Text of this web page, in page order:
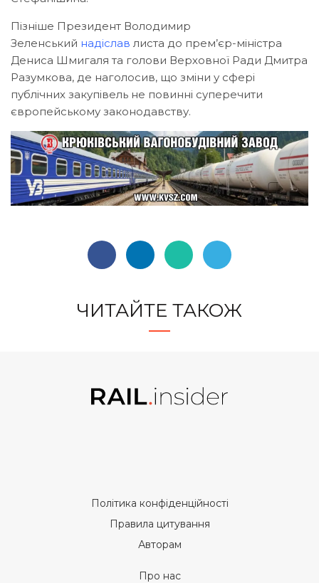
Пізніше Президент Володимир
Зеленський надіслав листа до прем’єр-міністра
Дениса Шмигаля та голови Верховної Ради Дмитра
Разумкова, де наголосив, що зміни у сфері
публічних закупівель не повинні суперечити
європейському законодавству.
ЧИТАЙТЕ ТАКОЖ
Політика конфіденційності
Правила цитування
Авторам
Про нас